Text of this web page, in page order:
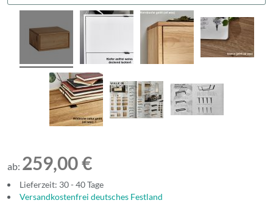
ab: 259,00 €
Lieferzeit: 30 - 40 Tage
Versandkostenfrei deutsches Festland